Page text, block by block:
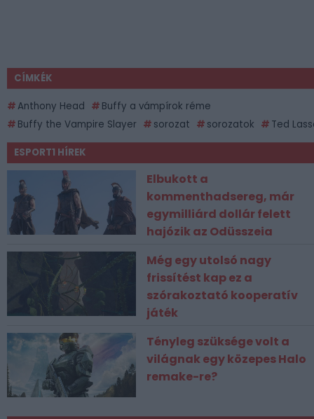
CÍMKÉK
Anthony Head
Buffy a vámpírok réme
Buffy the Vampire Slayer
sorozat sorozatok Ted
ESPORT1 HÍREK
Elbukott a
kommenthadsereg, már
egymilliárd dollár felett
hajózik az Odüsszeia
Még egy utolsó nagy
frissítést kap ez a
szórakoztató kooperatív
játék
Tényleg szüksége volt a
világnak egy közepes Halo
remake-re?